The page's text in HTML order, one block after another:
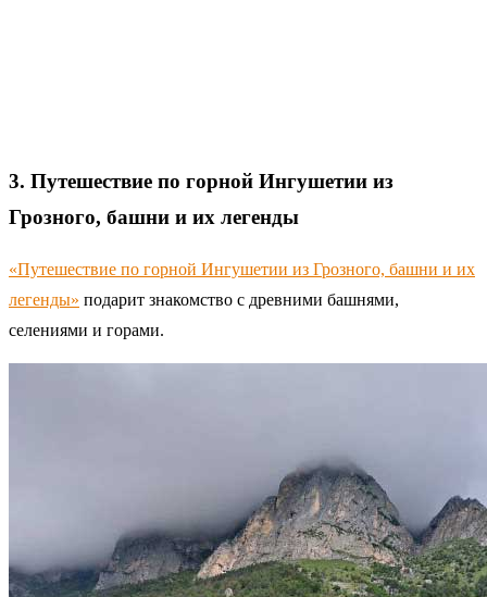
3. Путешествие по горной Ингушетии из
Грозного, башни и их легенды
«Путешествие по горной Ингушетии из Грозного, башни и их
легенды» подарит знакомство с древними башнями,
селениями и горами.